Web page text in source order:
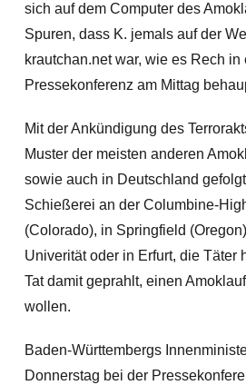
sich auf dem Computer des
Spuren, dass K. jemals auf der
krautchan.net war, wie es Rech in
Pressekonferenz am Mittag
Mit der Ankündigung des
Muster der meisten anderen
sowie auch in Deutschland
Schießerei an der Columbine-
(Colorado), in Springfield
Univerität oder in Erfurt, die Täter
Tat damit geprahlt, einen
wollen.
Baden-Württembergs
Donnerstag bei der